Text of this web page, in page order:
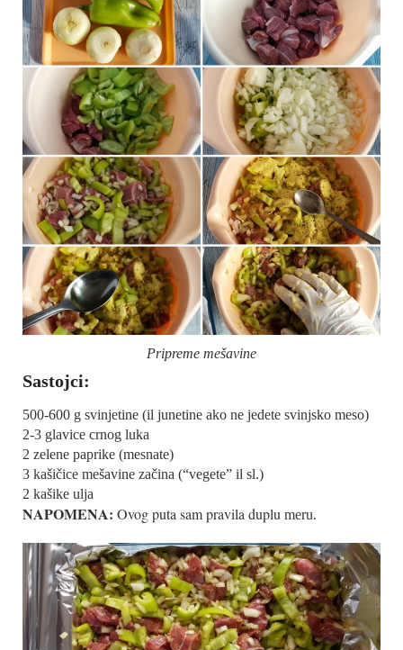
Pripreme mešavine
Sastojci:
500-600 g svinjetine (il junetine ako ne jedete svinjsko meso)
2-3 glavice crnog luka
2 zelene paprike (mesnate)
3 kašičice mešavine začina (“vegete” il sl.)
2 kašike ulja
NAPOMENA: Ovog puta sam pravila duplu meru.